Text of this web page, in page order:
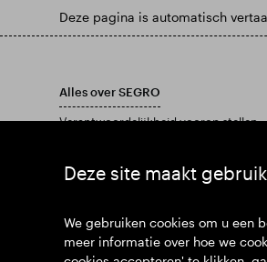
Deze site maakt
We gebruiken cookies om u een
meer informatie over hoe we
Deze pagina is automatisch
Alles over SEGRO
Verantwoordelijkheid voorop stellen
Inzichten